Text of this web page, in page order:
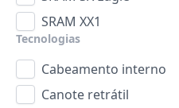
SRAM XX1
Tecnologias
Cabeamento interno
Canote retrátil